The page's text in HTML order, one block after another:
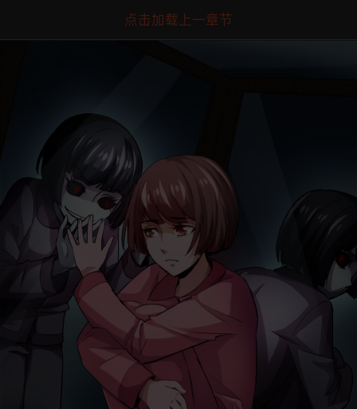
点击加载上一章节